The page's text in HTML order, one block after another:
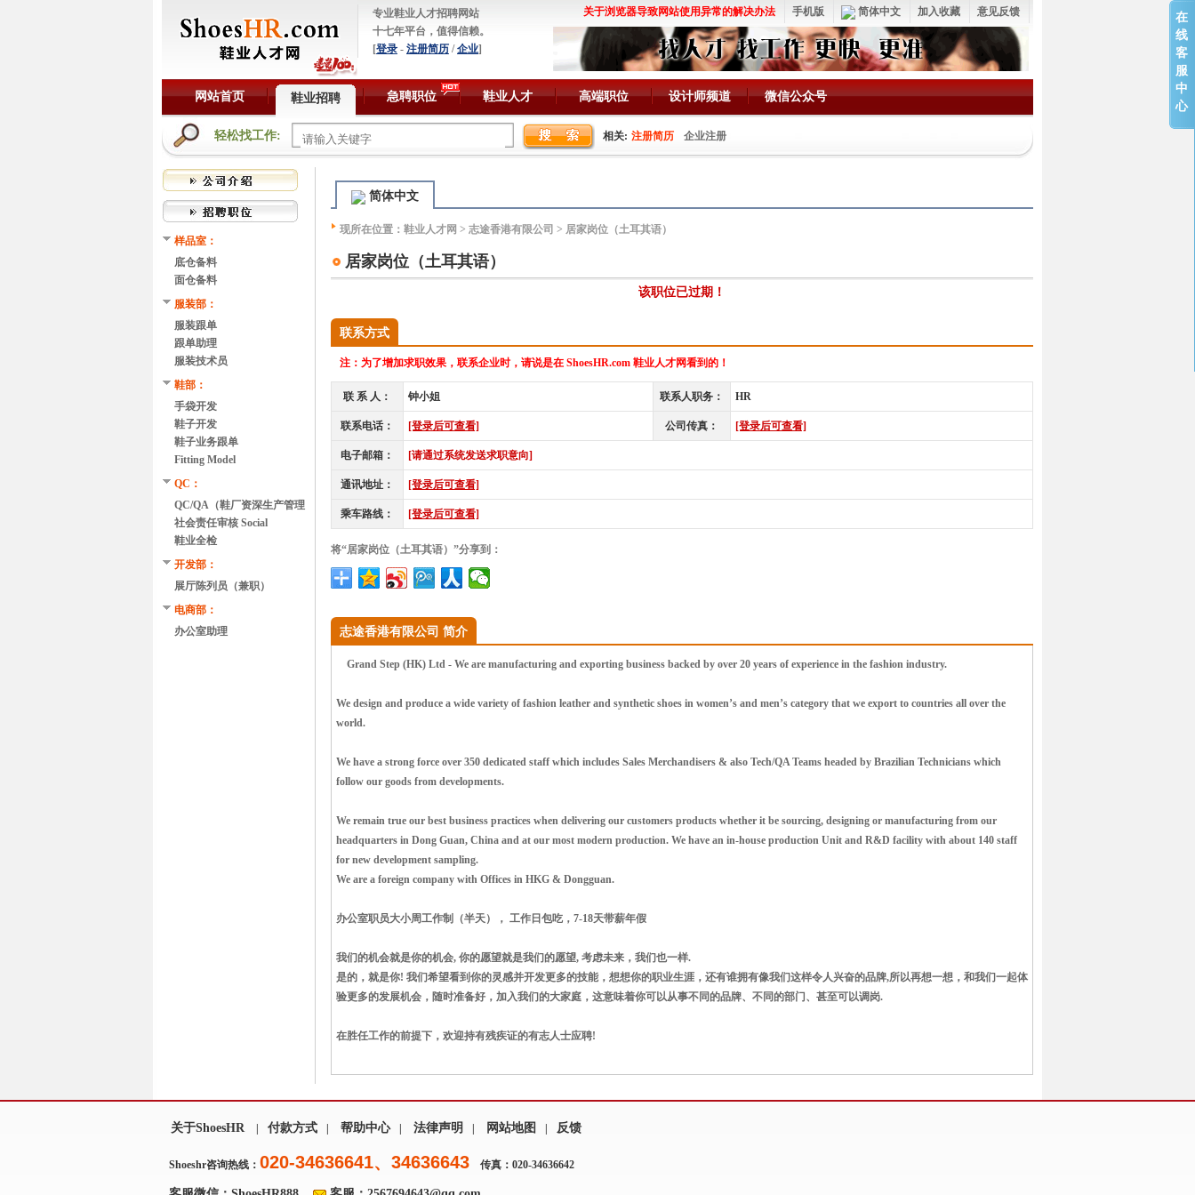
专业鞋业人才招聘网站
十七年平台，值得信赖。
[登录 - 注册简历 /企业]
意见反馈
加入收藏
简体中文
手机版
关于浏览器导致网站使用异常的解决办法
网站首页 鞋业招聘 急聘职位 鞋业人才 高端职位 设计师频道 微信公众号
轻松找工作: 相关: 注册简历 企业注册
简体中文
现所在位置： 鞋业人才网 > 志途香港有限公司 > 居家岗位（土耳其语）
居家岗位（土耳其语）
该职位已过期！
联系方式
注： 为了增加求职效果，联系企业时，请说是在 ShoesHR.com 鞋业人才网看到的！
联 系 人： 钟小姐 联系人职务： HR
联系电话： [登录后可查看] 公司传真： [登录后可查看]
电子邮箱： [请通过系统发送求职意向]
通讯地址： [登录后可查看]
乘车路线： [登录后可查看]
将“居家岗位（土耳其语）”分享到：
志途香港有限公司 简介
Grand Step (HK) Ltd - We are manufacturing and exporting business backed by over 20 years of experience in the fashion industry.
We design and produce a wide variety of fashion leather and synthetic shoes in women’s and men’s category that we export to countries all over the
world.
We have a strong force over 350 dedicated staff which includes Sales Merchandisers & also Tech/QA Teams headed by Brazilian Technicians which
follow our goods from developments.
We remain true our best business practices when delivering our customers products whether it be sourcing, designing or manufacturing from our
headquarters in Dong Guan, China and at our most modern production. We have an in-house production Unit and R&D facility with about 140 staff
for new development sampling.
We are a foreign company with Offices in HKG & Dongguan.
办公室职员大小周工作制（半天）， 工作日包吃，7-18天带薪年假
我们的机会就是你的机会, 你的愿望就是我们的愿望, 考虑未来，我们也一样.
是的，就是你! 我们希望看到你的灵感并开发更多的技能，想想你的职业生涯，还有谁拥有像我们这样令人兴奋的品牌,所以再想一想，和我们一起体
验更多的发展机会，随时准备好，加入我们的大家庭，这意味着你可以从事不同的品牌、不同的部门、甚至可以调岗.
在胜任工作的前提下，欢迎持有残疾证的有志人士应聘!
样品室：
底仓备料
面仓备料
服装部：
服装跟单
跟单助理
服装技术员
鞋部：
手袋开发
鞋子开发
鞋子业务跟单
Fitting Model
QC：
QC/QA（鞋厂资深生产管理
经验）
社会责任审核 Social
Compliance Auditor
鞋业全检
开发部：
展厅陈列员（兼职）
电商部：
办公室助理
在
线
客
服
中
心
关于ShoesHR 付款方式 帮助中心 法律声明 网站地图 反馈
Shoeshr咨询热线： 020-34636641、34636643 传真：020-34636642